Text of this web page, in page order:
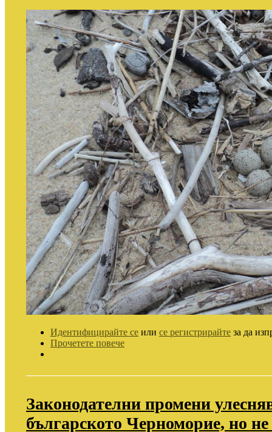
Идентифицирайте се или се регистрирайте за да
Прочетете повече
Законодателни промени
българското Черноморие, но